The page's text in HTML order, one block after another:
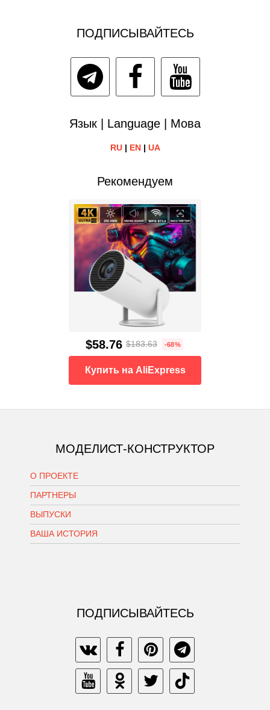
ПОДПИСЫВАЙТЕСЬ
Язык | Language | Мова
RU| EN| UA
Рекомендуем
$58.76 $183.63 -68%
Купить на AliExpress
МОДЕЛИСТ-КОНСТРУКТОР
О ПРОЕКТЕ
ПАРТНЕРЫ
ВЫПУСКИ
ВАША ИСТОРИЯ
ПОДПИСЫВАЙТЕСЬ